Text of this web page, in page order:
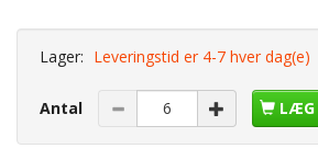
Lager: Leveringstid er 4-7 hver dag(e)
Antal LÆG